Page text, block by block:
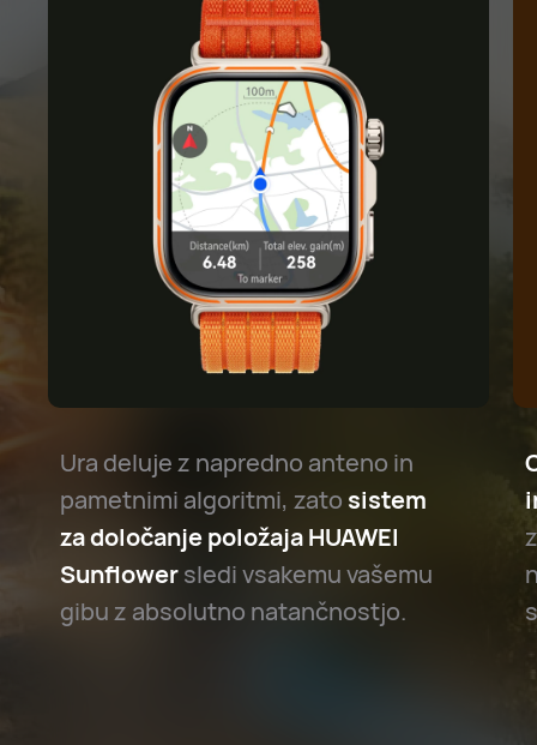
Ura deluje z napredno anteno in
pametnimi algoritmi, zato sistem
za določanje položaja HUAWEI
Sunflowersledi vsakemu vašemu
gibu z absolutno natančnostjo.